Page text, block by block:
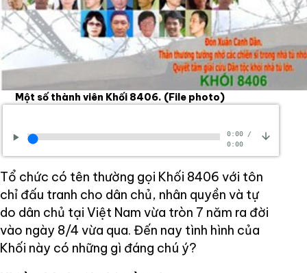
Một số thành viên Khối 8406. (File photo)
0:00/
0:00
Tổ chức có tên thường gọi Khối 8406 với tôn
chỉ đấu tranh cho dân chủ, nhân quyền và tự
do dân chủ tại Việt Nam vừa tròn 7 năm ra đời
vào ngày 8/4 vừa qua. Đến nay tình hình của
Khối này có những gì đáng chú ý?